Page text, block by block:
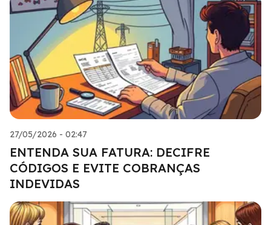
27/05/2026 - 02:47
ENTENDA SUA FATURA: DECIFRE
CÓDIGOS E EVITE COBRANÇAS
INDEVIDAS